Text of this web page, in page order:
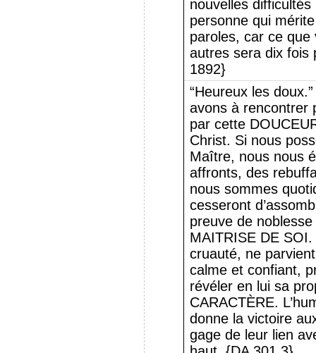
nouvelles
personne qui
paroles, car ce que
autres sera dix fois
1892}
“Heureux les
avons à rencontrer
par cette
Christ. Si nous
Maître, nous nous
affronts, des
nous sommes
cesseront
preuve de
MAITRISE DE SOI.
cruauté, ne
calme et confiant,
révéler en lui sa
CARACTÈRE.
donne la victoire
gage de leur lien